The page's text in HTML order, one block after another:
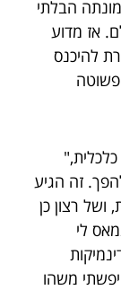
הבלתי
אז מדוע
להיכנס
פשוטה
זה הגיע
רצון כן
לי
משהו